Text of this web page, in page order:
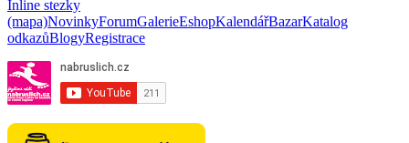
Inline stezky
(mapa)NovinkyForumGalerieEshopKalendářBazarKatalog
odkazůBlogyRegistrace